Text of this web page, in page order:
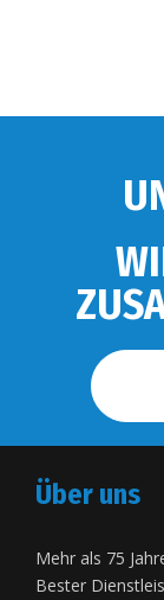
Über uns
Mehr als 75
Bester